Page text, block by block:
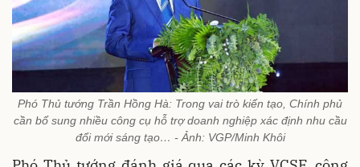
Phó Thủ tướng Trần Hồng Hà: Trong vai trò kiến tạo, Chính phủ
cần bổ sung nhiều công cụ hỗ trợ doanh nghiệp xác định nhu cầu
đổi mới sáng tạo… - Ảnh: VGP/Minh Khôi